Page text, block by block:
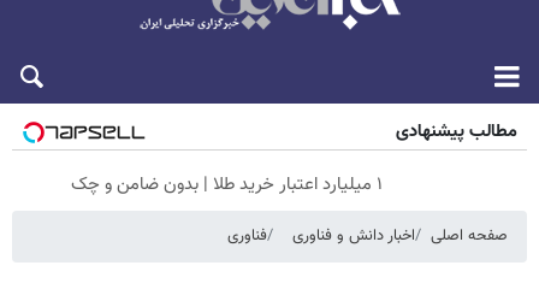
مطالب پیشنهادی
۱ میلیارد اعتبار خرید طلا | بدون ضامن و چک
صفحه اصلی اخبار دانش و فناوری فناوری